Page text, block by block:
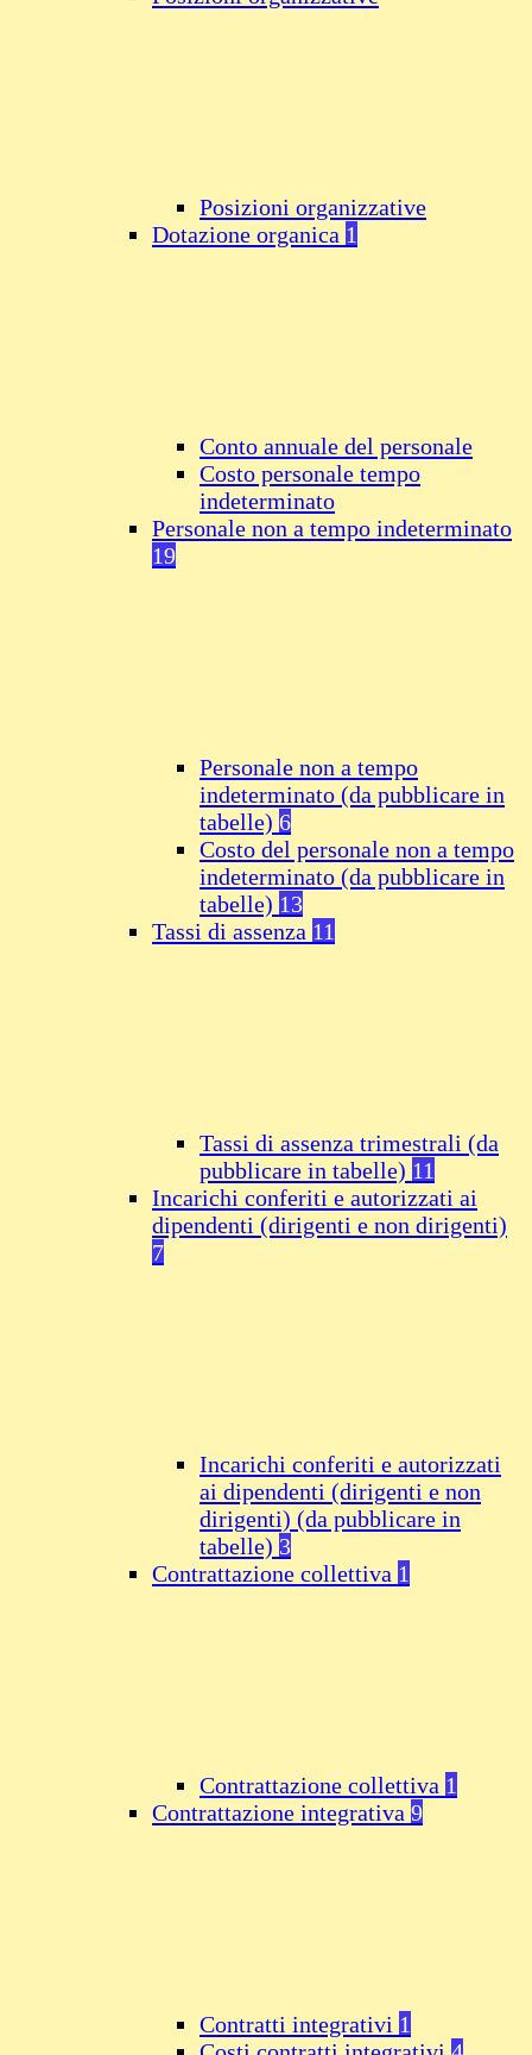
Posizioni organizzative
Dotazione organica 1
Conto annuale del personale
Costo personale tempo
indeterminato
Personale non a tempo indeterminato
19
Personale non a tempo
indeterminato (da pubblicare in
tabelle) 6
Costo del personale non a tempo
indeterminato (da pubblicare in
tabelle) 13
Tassi di assenza 11
Tassi di assenza trimestrali (da
pubblicare in tabelle) 11
Incarichi conferiti e autorizzati ai
dipendenti (dirigenti e non dirigenti)
7
Incarichi conferiti e autorizzati
ai dipendenti (dirigenti e non
dirigenti) (da pubblicare in
tabelle) 3
Contrattazione collettiva 1
Contrattazione collettiva 1
Contrattazione integrativa 9
Contratti integrativi 1